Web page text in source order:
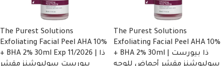
The Purest Solutions
Exfoliating Facial Peel AHA 10%
+ BHA 2% 30ml Exp 11/2026 | ذا
The Purest Solutions
Exfoliating Facial Peel AHA 10%
+ BHA 2% 30ml | ذا بيورست